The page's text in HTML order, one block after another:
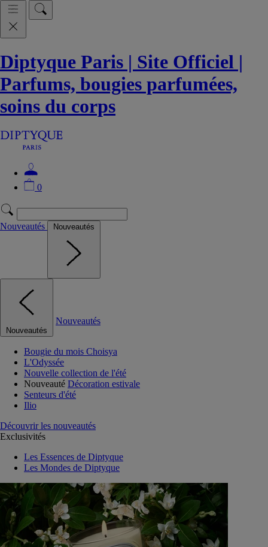
Diptyque Paris | Site Officiel |
Parfums, bougies parfumées,
soins du corps
0
Nouveautés Nouveautés
Nouveautés
Nouveautés
Bougie du mois Choisya
L'Odyssée
Nouvelle collection de l'été
Nouveauté Décoration estivale
Senteurs d'été
Ilio
Découvrir les nouveautés
Exclusivités
Les Essences de Diptyque
Les Mondes de Diptyque